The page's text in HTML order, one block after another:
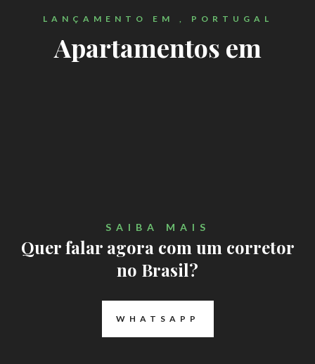
LANÇAMENTO EM , PORTUGAL
Apartamentos em
SAIBA MAIS
Quer falar agora com um corretor
no Brasil?
WHATSAPP